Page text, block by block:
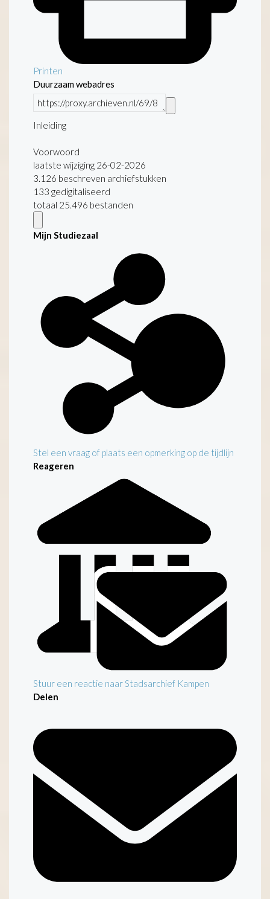
Printen
Duurzaam webadres
Inleiding
Voorwoord
laatste wijziging 26-02-2026
3.126 beschreven archiefstukken
133 gedigitaliseerd
totaal 25.496 bestanden
Mijn Studiezaal
Stel een vraag of plaats een opmerking op de tijdlijn
Reageren
Stuur een reactie naar Stadsarchief Kampen
Delen